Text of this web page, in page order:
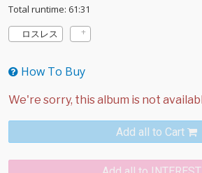
Total runtime: 61:31
ロスレス
How To Buy
Add all to Cart